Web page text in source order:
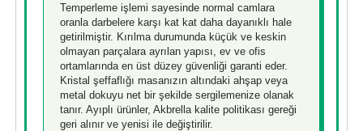
Temperleme işlemi sayesinde normal camlara
oranla darbelere karşı kat kat daha dayanıklı hale
getirilmiştir. Kırılma durumunda küçük ve keskin
olmayan parçalara ayrılan yapısı, ev ve ofis
ortamlarında en üst düzey güvenliği garanti eder.
Kristal şeffaflığı masanızın altındaki ahşap veya
metal dokuyu net bir şekilde sergilemenize olanak
tanır. Ayıplı ürünler, Akbrella kalite politikası gereği
geri alınır ve yenisi ile değiştirilir.